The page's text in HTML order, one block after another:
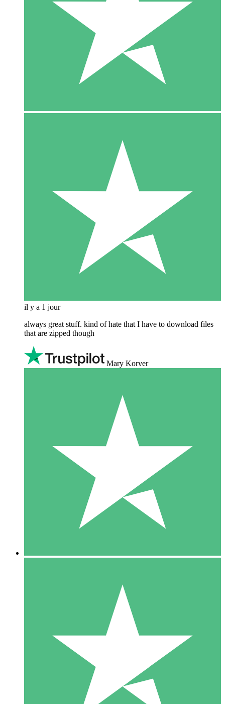
il y a 1 jour
always great stuff. kind of hate that I have to download files
that are zipped though
Mary Korver